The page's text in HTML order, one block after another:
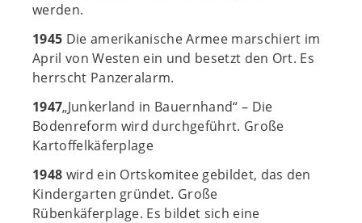
werden.
1945 Die amerikanische Armee marschiert im
April von Westen ein und besetzt den Ort. Es
herrscht Panzeralarm.
1947„Junkerland in Bauernhand“ – Die
Bodenreform wird durchgeführt. Große
Kartoffelkäferplage
1948 wird ein Ortskomitee gebildet, das den
Kindergarten gründet. Große
Rübenkäferplage. Es bildet sich eine